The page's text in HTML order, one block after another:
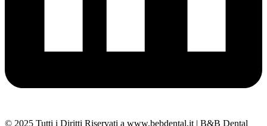
© 2025 Tutti i Diritti Riservati a www.bebdental.it | B&B Dental